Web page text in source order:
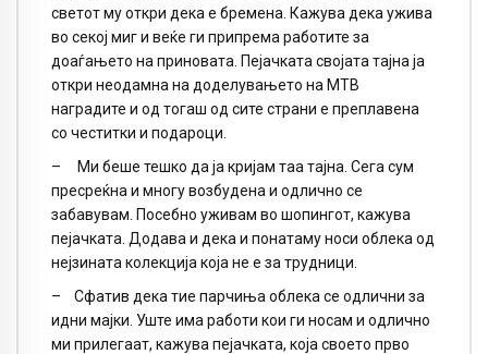
светот му откри дека е бремена. Кажува дека ужива
во секој миг и веќе ги припрема работите за
доаѓањето на приновата. Пејачката својата тајна ја
откри неодамна на доделувањето на МТВ
наградите и од тогаш од сите страни е преплавена
со честитки и подароци.
– Ми беше тешко да ја кријам таа тајна. Сега сум
пресреќна и многу возбудена и одлично се
забавувам. Посебно уживам во шопингот, кажува
пејачката. Додава и дека и понатаму носи облека од
нејзината колекција која не е за трудници.
– Сфатив дека тие парчиња облека се одлични за
идни мајки. Уште има работи кои ги носам и одлично
ми прилегаат, кажува пејачката, која своето прво